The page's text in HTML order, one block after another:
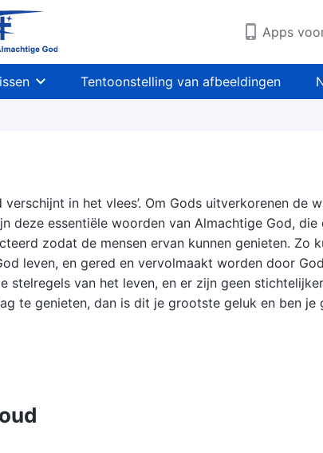
Apps
Tentoonstelling van afbeeldingen
in het vlees’. Om Gods uitverkorenen de
deze essentiële woorden van Almachtige God,
zodat de mensen ervan kunnen genieten. Zo
leven, en gered en vervolmaakt worden door
stelregels van het leven, en er zijn geen
te genieten, dan is dit je grootste geluk en ben je